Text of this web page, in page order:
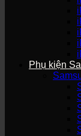
Phụ kiện